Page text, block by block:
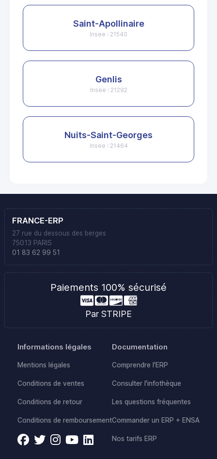
Saint-Apollinaire
Insee : 21540
Genlis
Insee : 21292
Nuits-Saint-Georges
Insee : 21464
FRANCE-ERP
27 rue du dessous des berges
75013 PARIS
01 83 62 99 51
Paiements 100% sécurisé
Par STRIPE
Informations légales
Mentions légales
Conditions de ventes
Conditions de retour
Conditions de remboursement
Documentation
Comprendre l'ERP
Consulter l'infothèque
Les questions fréquentes
Commander un ERP + ENSA
Nos tarifs ERP